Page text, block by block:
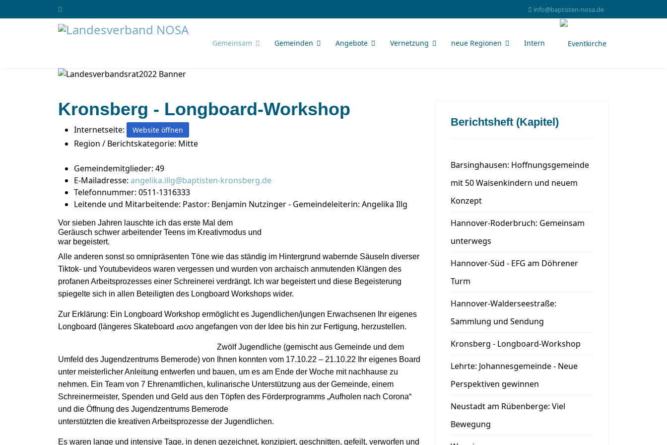
info@baptisten-nosa.de
Gemeinsam Gemeinden Angebote Vernetzung neue Regionen Intern
Kronsberg - Longboard-Workshop
Internetseite: Website öffnen
Region / Berichtskategorie: Mitte
Gemeindemitglieder: 49
E-Mailadresse: angelika.illg@baptisten-kronsberg.de
Telefonnummer: 0511-1316333
Leitende und Mitarbeitende: Pastor: Benjamin Nutzinger - Gemeindeleiterin: Angelika Illg
Vor sieben Jahren lauschte ich das erste Mal dem
Geräusch schwer arbeitender Teens im Kreativmodus und
war begeistert.
Alle anderen sonst so omnipräsenten Töne wie das ständig im Hintergrund wabernde Säuseln diverser
Tiktok- und Youtubevideos waren vergessen und wurden von archaisch anmutenden Klängen des
profanen Arbeitsprozesses einer Schreinerei verdrängt. Ich war begeistert und diese Begeisterung
spiegelte sich in allen Beteiligten des Longboard Workshops wider.
Zur Erklärung: Ein Longboard Workshop ermöglicht es Jugendlichen/jungen Erwachsenen Ihr eigenes
Longboard (längeres Skateboard ߘꩬ angefangen von der Idee bis hin zur Fertigung, herzustellen.
Zwölf Jugendliche (gemischt aus Gemeinde und dem
Umfeld des Jugendzentrums Bemerode) von Ihnen konnten vom 17.10.22 – 21.10.22 Ihr eigenes Board
unter meisterlicher Anleitung entwerfen und bauen, um es am Ende der Woche mit nachhause zu
nehmen. Ein Team von 7 Ehrenamtlichen, kulinarische Unterstützung aus der Gemeinde, einem
Schreinermeister, Spenden und Geld aus den Töpfen des Förderprogramms „Aufholen nach Corona“
und die Öffnung des Jugendzentrums Bemerode
unterstützten die kreativen Arbeitsprozesse der Jugendlichen.
Es waren lange und intensive Tage, in denen gezeichnet, konzipiert, geschnitten, gefeilt, verworfen und
Berichtsheft (Kapitel)
Barsinghausen: Hoffnungsgemeinde
mit 50 Waisenkindern und neuem
Konzept
Hannover-Roderbruch: Gemeinsam
unterwegs
Hannover-Süd - EFG am Döhrener
Turm
Hannover-Walderseestraße:
Sammlung und Sendung
Kronsberg - Longboard-Workshop
Lehrte: Johannesgemeinde - Neue
Perspektiven gewinnen
Neustadt am Rübenberge: Viel
Bewegung